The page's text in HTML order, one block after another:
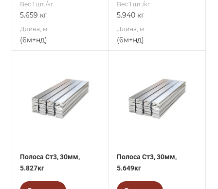
Вес 1 шт./кг.
5.659 кг
Длина, м
(6м+нд)
Вес 1 шт./кг.
5.940 кг
Длина, м
(6м+нд)
Полоса Ст3, 30мм,
5.827кг
Полоса Ст3, 30мм,
5.649кг